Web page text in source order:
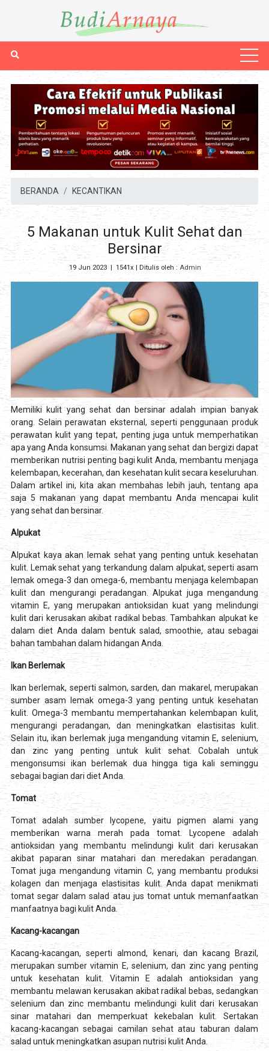
BERANDA KECANTIKAN
5 Makanan untuk Kulit Sehat dan
Bersinar
19 Jun 2023 1541x | Ditulis oleh :Admin
Memiliki kulit yang sehat dan bersinar adalah impian banyak
orang. Selain perawatan eksternal, seperti penggunaan produk
perawatan kulit yang tepat, penting juga untuk memperhatikan
apa yang Anda konsumsi. Makanan yang sehat dan bergizi dapat
memberikan nutrisi penting bagi kulit Anda, membantu menjaga
kelembapan, kecerahan, dan kesehatan kulit secara keseluruhan.
Dalam artikel ini, kita akan membahas lebih jauh, tentang apa
saja 5 makanan yang dapat membantu Anda mencapai kulit
yang sehat dan bersinar.
Alpukat
Alpukat kaya akan lemak sehat yang penting untuk kesehatan
kulit. Lemak sehat yang terkandung dalam alpukat, seperti asam
lemak omega-3 dan omega-6, membantu menjaga kelembapan
kulit dan mengurangi peradangan. Alpukat juga mengandung
vitamin E, yang merupakan antioksidan kuat yang melindungi
kulit dari kerusakan akibat radikal bebas. Tambahkan alpukat ke
dalam diet Anda dalam bentuk salad, smoothie, atau sebagai
bahan tambahan dalam hidangan Anda.
Ikan Berlemak
Ikan berlemak, seperti salmon, sarden, dan makarel, merupakan
sumber asam lemak omega-3 yang penting untuk kesehatan
kulit. Omega-3 membantu mempertahankan kelembapan kulit,
mengurangi peradangan, dan meningkatkan elastisitas kulit.
Selain itu, ikan berlemak juga mengandung vitamin E, selenium,
dan zinc yang penting untuk kulit sehat. Cobalah untuk
mengonsumsi ikan berlemak dua hingga tiga kali seminggu
sebagai bagian dari diet Anda.
Tomat
Tomat adalah sumber lycopene, yaitu pigmen alami yang
memberikan warna merah pada tomat. Lycopene adalah
antioksidan yang membantu melindungi kulit dari kerusakan
akibat paparan sinar matahari dan meredakan peradangan.
Tomat juga mengandung vitamin C, yang membantu produksi
kolagen dan menjaga elastisitas kulit. Anda dapat menikmati
tomat segar dalam salad atau jus tomat untuk memanfaatkan
manfaatnya bagi kulit Anda.
Kacang-kacangan
Kacang-kacangan, seperti almond, kenari, dan kacang Brazil,
merupakan sumber vitamin E, selenium, dan zinc yang penting
untuk kesehatan kulit. Vitamin E adalah antioksidan yang
membantu melawan kerusakan akibat radikal bebas, sedangkan
selenium dan zinc membantu melindungi kulit dari kerusakan
sinar matahari dan memperkuat kekebalan kulit. Sertakan
kacang-kacangan sebagai camilan sehat atau taburan dalam
salad untuk meningkatkan asupan nutrisi kulit Anda.